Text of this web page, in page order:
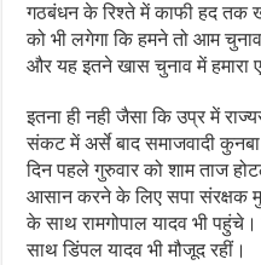
गठबंधन के रिश्ते में काफी हद तक
को भी लगेगा कि हमने तो आम
और यह इतने खास चुनाव में हमारा
इतना ही नही जैसा कि उप्र में
संकट में अर्से बाद समाजवादी
दिन पहले गुरुवार को शाम ताज
आसान करने के लिए सपा संरक्षक
के साथ रामगोपाल यादव भी
साथ डिंपल यादव भी मौजूद रहीं।